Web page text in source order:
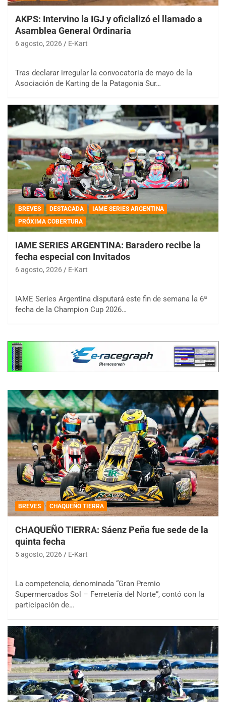
AKPS: Intervino la IGJ y oficializó el llamado a
Asamblea General Ordinaria
6 agosto, 2026 E-Kart
Tras declarar irregular la convocatoria de mayo de la
Asociación de Karting de la Patagonia Sur…
BREVES DESTACADA
IAME SERIES ARGENTINA
PRÓXIMA COBERTURA
IAME SERIES ARGENTINA: Baradero recibe la
fecha especial con Invitados
6 agosto, 2026 E-Kart
IAME Series Argentina disputará este fin de semana la 6ª
fecha de la Champion Cup 2026…
BREVES CHAQUEÑO TIERRA
CHAQUEÑO TIERRA: Sáenz Peña fue sede de la
quinta fecha
5 agosto, 2026 E-Kart
La competencia, denominada “Gran Premio
Supermercados Sol – Ferretería del Norte”, contó con la
participación de…